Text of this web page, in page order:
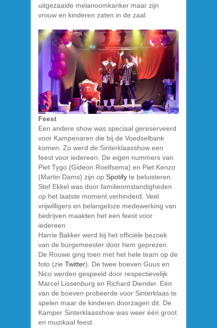
uitgezaaide melanoomkanker maar zijn
vrouw en kinderen zaten in de zaal.
Feest
Een andere show was speciaal gereserveerd
voor Kampenaren die bij de Voedselbank
komen. Zo werd de Sinterklaasshow een
feest voor iedereen. De eigen nummers van
Piet Tygo (Gideon Roelfsema) en Piet Kenzo
(Martin Dams) zijn op Spotify te beluisteren.
Stef Ekkel was door familieomstandigheden
op het laatste moment verhinderd. Veel
vrijwilligers en belangeloze medewerking van
bedrijven maakten het een feest voor
iedereen.
Harrie Bakker werd bij het officiële bezoek
van de burgemeester door hem geprezen.
De Rouwe ging toen met het hele team op de
foto (zie Twitter). De twee boeven Guus en
Nico werden gespeeld door respectievelijk
Marcel Lissenburg en Richard Diender. Eén
van de boeven probeerde voor Sinterklaas te
spelen maar de kinderen doorzagen dit. De
Kamper Sinterklaasshow was weer één groot
en muzikaal feest.